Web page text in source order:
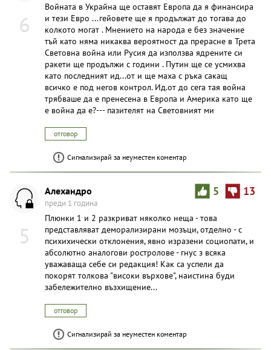
6
Войната в Украйна ще оставят Европа да я финансира
и тези Евро ...гейовете ще я продължат до тогава до
колкото могат . Мнението на народа е без значение
тъй като няма никаква вероятност да прерасне в Трета
Световна война или Русия да използва ядрените си
ракети ще продължи с години . Путин ще се усмихва
като последният ид...от и ще маха с ръка сакащ
всичко е под негов контрол. Ид.от до сега тая война
трябваше да е пренесена в Европа и Америка като ще
е война да е?--- пазителят на Световният ми
отговор
Сигнализирай за неуместен коментар
5
5 13
Алехандро
преди 1 година
Плюнки 1 и 2 разкриват няколко неща - това
представляват деморализирани мозъци, отделно - с
психихически отклонения, явно изразени социопати, и
абсолютно аналогови ростролове - гнус з всяка
уважаваща себе си редакция! Как са успели да
покорят толкова "високи върхове", наистина буди
забележително възхищение...
отговор
Сигнализирай за неуместен коментар